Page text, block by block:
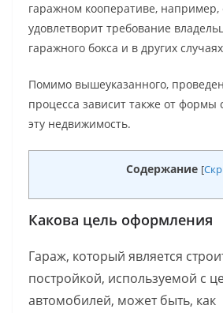
гаражном кооперативе, например,
удовлетворит требование
гаражного бокса и в других
Помимо вышеуказанного,
процесса зависит также от формы
эту недвижимость.
Содержание [
Какова цель оформления
Гараж, который является
постройкой, используемой с
автомобилей, может быть, как